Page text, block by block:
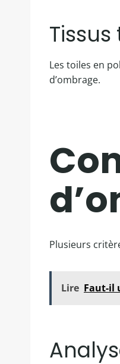
Les toiles en
d’ombrage.
Plusieurs
Lire Faut-il